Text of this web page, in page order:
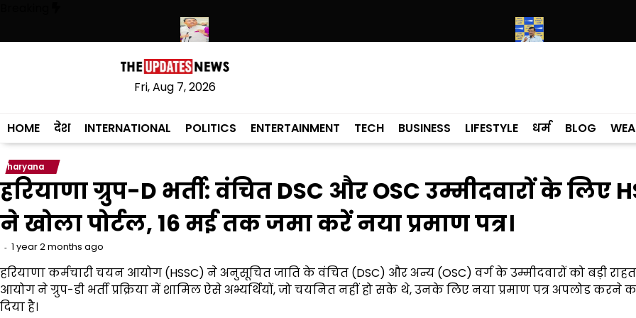
content
ने हथियारों की बड़ी खेप बरामद कीअमन अरोड़ा ने शाहकोट हलके में नौकरियों के मामले में कांग्रेसी विधायक लाडी को घेरा
Fri, Aug 7, 2026
HOME देश INTERNATIONAL POLITICS ENTERTAINMENT TECH BUSINESS LIFESTYLE धर्म BLOG
haryana
हरियाणा ग्रुप-D भर्ती: वंचित DSC और OSC उम्मीदवारों के लिए
ने खोला पोर्टल, 16 मई तक जमा करें नया प्रमाण पत्र।
1 year 2 months ago
हरियाणा कर्मचारी चयन आयोग (HSSC) ने अनुसूचित जाति के वंचित (DSC) और अन्य (OSC) वर्ग के उम्मीदवारों को बड़ी राहत
आयोग ने ग्रुप-डी भर्ती प्रक्रिया में शामिल ऐसे अभ्यर्थियों, जो चयनित नहीं हो सके थे, उनके लिए नया प्रमाण पत्र अपलोड करने
दिया है।